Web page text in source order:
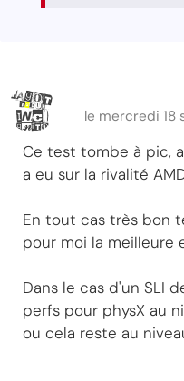
le mercredi 18
Ce test tombe à pic,
a eu sur la rivalité
En tout cas très bon
pour moi la meilleure
Dans le cas d'un SLI
perfs pour physX au
ou cela reste au